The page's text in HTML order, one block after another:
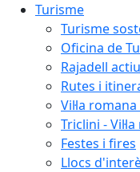
Turisme
Turisme
Oficina de
Rajadell actiu
Rutes i
Vil·la
Triclini -
Festes i fires
Llocs